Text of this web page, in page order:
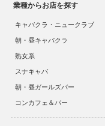
業種からお店を探す
キャバクラ・ニュークラブ
朝・昼キャバクラ
熟女系
スナキャバ
朝・昼ガールズバー
コンカフェ＆バー